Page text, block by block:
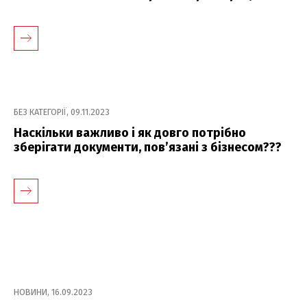
БЕЗ КАТЕГОРІЇ, 09.11.2023
Наскільки важливо і як довго потрібно
зберігати документи, пов’язані з бізнесом???
НОВИНИ, 16.09.2023